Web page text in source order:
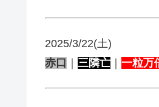
2025/3/22(土)
赤口 ｜ 三隣亡 ｜ 一粒万